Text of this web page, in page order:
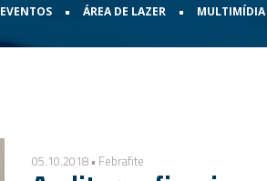
EVENTOS • ÁREA DE LAZER • MULTIMÍDIA
05.10.2018 • Febrafite